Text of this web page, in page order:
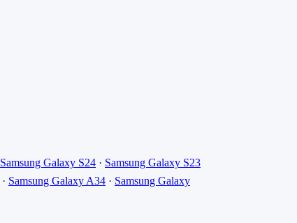
Samsung Galaxy S24 · Samsung Galaxy S23
· Samsung Galaxy A34 · Samsung Galaxy